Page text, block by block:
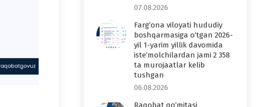
07.08.2026
Farg‘ona viloyati hududiy
boshqarmasiga o‘tgan 2026-
yil 1-yarim yillik davomida
iste’molchilardan jami 2 358
ta murojaatlar kelib
tushgan
06.08.2026
Raqobat qo‘mitasi